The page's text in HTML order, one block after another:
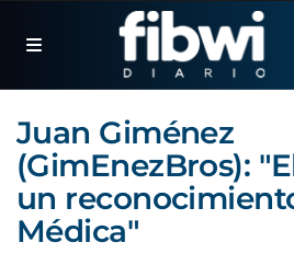
Juan Giménez
(GimEnezBros):
un
Médica"